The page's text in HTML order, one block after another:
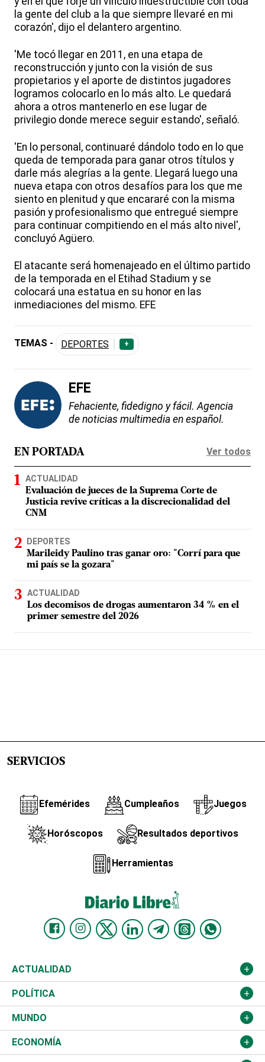
la gente del club a la que siempre llevaré en mi
corazón', dijo el delantero argentino.
'Me tocó llegar en 2011, en una etapa de
reconstrucción y junto con la visión de sus
propietarios y el aporte de distintos jugadores
logramos colocarlo en lo más alto. Le quedará
ahora a otros mantenerlo en ese lugar de
privilegio donde merece seguir estando', señaló.
'En lo personal, continuaré dándolo todo en lo que
queda de temporada para ganar otros títulos y
darle más alegrías a la gente. Llegará luego una
nueva etapa con otros desafíos para los que me
siento en plenitud y que encararé con la misma
pasión y profesionalismo que entregué siempre
para continuar compitiendo en el más alto nivel',
concluyó Agüero.
El atacante será homenajeado en el último partido
de la temporada en el Etihad Stadium y se
colocará una estatua en su honor en las
inmediaciones del mismo. EFE
TEMAS - DEPORTES +
EFE
Fehaciente, fidedigno y fácil. Agencia
de noticias multimedia en español.
EN PORTADA Ver todos
ACTUALIDAD
Evaluación de jueces de la Suprema Corte de
Justicia revive críticas a la discrecionalidad del
CNM
DEPORTES
Marileidy Paulino tras ganar oro: "Corrí para que
mi país se la gozara"
ACTUALIDAD
Los decomisos de drogas aumentaron 34 % en el
primer semestre del 2026
SERVICIOS
Efemérides Cumpleaños Juegos
Horóscopos Resultados deportivos
Herramientas
ACTUALIDAD
Nacional
Ciudad
Educación
POLÍTICA
Partidos
JCE
MUNDO
Estados Unidos
ECONOMÍA